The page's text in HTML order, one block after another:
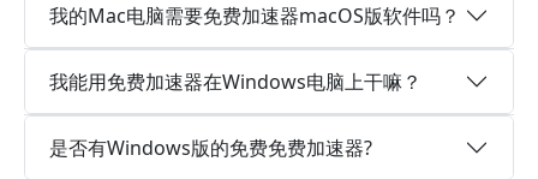
我的Mac电脑需要免费加速器macOS版软件吗？
我能用免费加速器在Windows电脑上干嘛？
是否有Windows版的免费免费加速器?